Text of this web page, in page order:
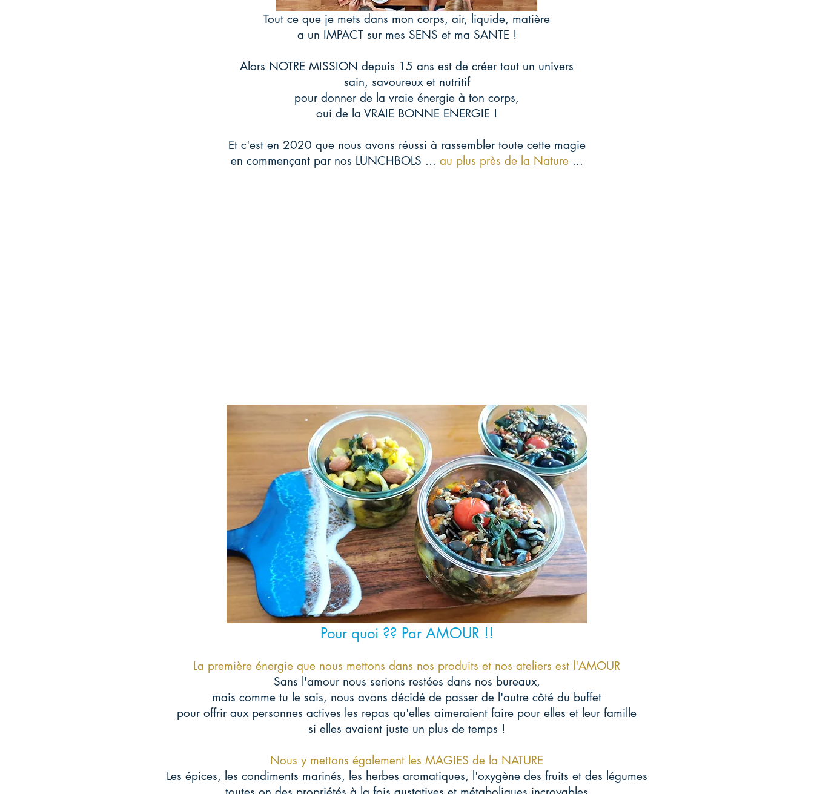
Tout ce que je mets dans mon corps, air, liquide, matière
a un IMPACT sur mes SENS et ma SANTE !
Alors NOTRE MISSION depuis 15 ans est de créer tout un univers
sain, savoureux et nutritif
pour donner de la vraie énergie à ton corps,
oui de la VRAIE BONNE ENERGIE !
Et c'est en 2020 que nous avons réussi à rassembler toute cette magie
en commençant par nos LUNCHBOLS ... au plus près de la Nature...
Pour quoi ?? Par AMOUR !!
La première énergie que nous mettons dans nos produits et nos ateliers est l'AMOUR
Sans l'amour nous serions restées dans nos bureaux,
mais comme tu le sais, nous avons décidé de passer de l'autre côté du buffet
pour offrir aux personnes actives les repas qu'elles aimeraient faire pour elles et leur famille
si elles avaient juste un plus de temps !
Nous y mettons également les MAGIES de la NATURE
Les épices, les condiments marinés, les herbes aromatiques, l'oxygène des fruits et des légumes